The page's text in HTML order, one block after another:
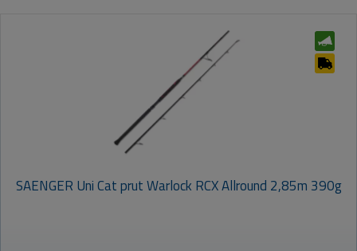
SAENGER Uni Cat prut Warlock RCX Allround 2,85m 390g